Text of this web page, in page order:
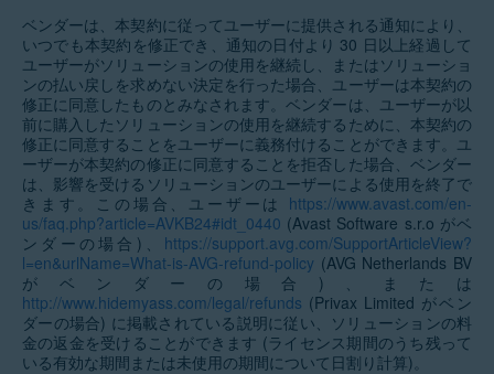
ベンダーは、本契約に従ってユーザーに提供される通知により、
いつでも本契約を修正でき、通知の日付より 30 日以上経過して
ユーザーがソリューションの使用を継続し、またはソリューショ
ンの払い戻しを求めない決定を行った場合、ユーザーは本契約の
修正に同意したものとみなされます。ベンダーは、ユーザーが以
前に購入したソリューションの使用を継続するために、本契約の
修正に同意することをユーザーに義務付けることができます。ユ
ーザーが本契約の修正に同意することを拒否した場合、ベンダー
は、影響を受けるソリューションのユーザーによる使用を終了で
きます。この場合、ユーザーは https://www.avast.com/en-
us/faq.php?article=‌AVKB24#idt_0440 (Avast Software s.r.o がベ
ンダーの場合)、 https://support.avg.com/SupportArticleView?
l‌=en&urlName=What-is-AVG-refund-policy (AVG Netherlands BV
がベンダーの場合)、または
http://www.hidemyass.com/legal/refunds (Privax Limited がベン
ダーの場合) に掲載されている説明に従い、ソリューションの料
金の返金を受けることができます (ライセンス期間のうち残って
いる有効な期間または未使用の期間について日割り計算)。